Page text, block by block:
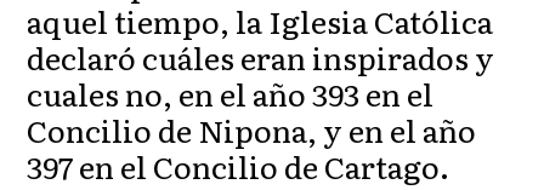
aquel tiempo, la Iglesia Católica
declaró cuáles eran inspirados y
cuales no, en el año 393 en el
Concilio de Nipona, y en el año
397 en el Concilio de Cartago.